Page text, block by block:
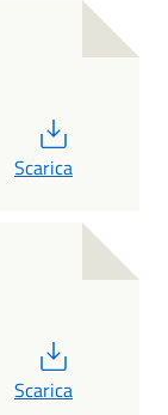
Scarica
Scarica